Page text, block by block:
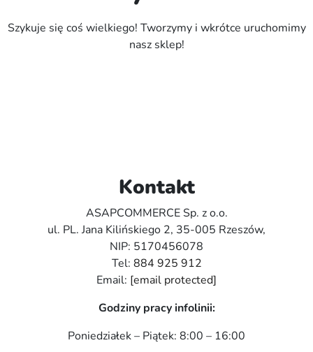
Szykuje się coś wielkiego! Tworzymy i wkrótce uruchomimy
nasz sklep!
Kontakt
ASAPCOMMERCE Sp. z o.o.
ul. PL. Jana Kilińskiego 2, 35-005 Rzeszów,
NIP: 5170456078
Tel: 884 925 912
Email: [email protected]
Godziny pracy infolinii:
Poniedziałek – Piątek: 8:00 – 16:00